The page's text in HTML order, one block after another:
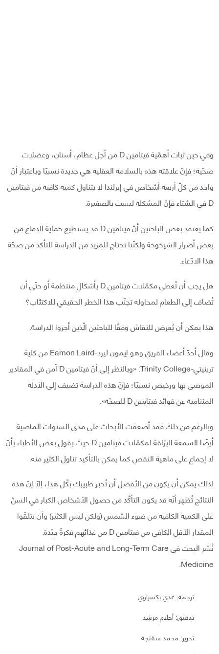
وفي حين ثبات أهمّية فيتامين D من أجل عظام، أسنان، وعضلات
صحّية؛ فإنّ علاقته هذه بالسلامة العقلية هي جديدة نسبيًا وباعتبار أنّ
واحد من كلّ أربعة أشخاص في إيرلندا لا يتناول كمية كافية من فيتامين
D في الشتاء فإنّ المشكلة ليست بالصغيرة.
كما يعتقد بعض الباحثين أنّ فيتامين D قد يستطيع حماية الدماغ من
بعض أضرار الشيخوخة ولكنّنا نحتاج للمزيد من الدراسة للتأكد من صحّة
هذا الادّعاء.
هل يجب أن تُعطى مكمّلات فيتامين D بأشكالٍ منتظمة أو حتّى أن
تُضاف إلى الطعام لمحاولة تجنّب هذا الخطر الحقيقي للاكتئاب؟
هذا يمكن أن يُعرض للنقاش وفقًا للباحثين الّذين أجروا الدراسة.
وقال أحدّ أعضاء الفريق وهو إيمون ليرد-Eamon Laird من كلية
ترينيتي-Trinity College: «وبالنظر إلى أنّ فيتامين D آمن في المقادير
الموصى بها ورخيص نسبيًا؛ فإنّ هذه الدراسة تضيف إلى الأدلة
المتنامية عن فوائد فيتامين D للصحّة».
وبالرغم من ذلك فقد أضعفت الأبحاث على مدى السنوات الماضية
أيضًا السمعة البرّاقة لمكمّلات فيتامين D حيث يقول بعض الأطباء بأنّ
لا إجماع على ماهية النقص كما يمكن بالتأكيد تناول الكثير منه.
لذلك يمكن أن يكون من الأفضل أن تُخبر طبيبك بكّل هذا، إلّا إنّ هذه
النتائج تُظهر أنّه قد يكون التأكّد من حصول الأشخاص الكبار في السنّ
على الكمية الكافية من ضوء الشمس (ولكن ليس الكثير) وأن يتلقّوا
المقدار الأقل الكافي من فيتامين D من غذائهم فكرةً جيّدة.
نُشر البحث في Journal of Post-Acute and Long-Term Care
Medicine.
ترجمة: عدي بكسراوي
تدقيق: أحلام مرشد
تحرير: محمد سفنجة